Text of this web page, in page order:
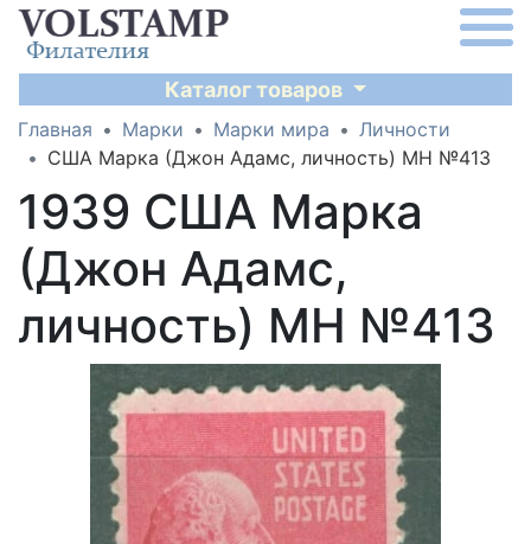
Каталог товаров
Главная Марки Марки мира
Личности
США Марка (Джон Адамс, личность) MH №413
1939 США Марка
(Джон Адамс,
личность) MH №413